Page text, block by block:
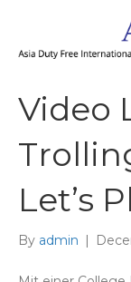
Video
Let’s
By admin |